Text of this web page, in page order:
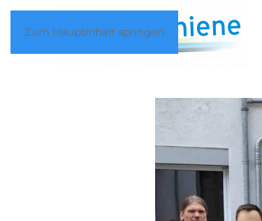
Zum Hauptinhalt springen